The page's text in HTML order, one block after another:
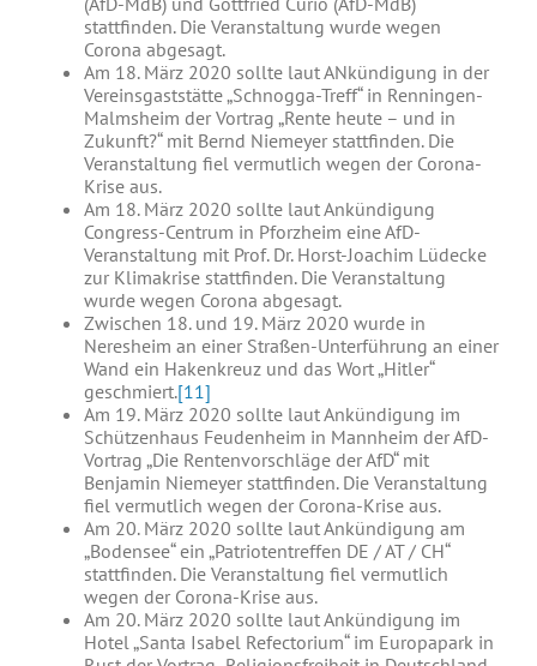
stattfinden. Die Veranstaltung wurde wegen
Corona abgesagt.
Am 18. März 2020 sollte laut ANkündigung in der
Vereinsgaststätte „Schnogga-Treff“ in Renningen-
Malmsheim der Vortrag „Rente heute – und in
Zukunft?“ mit Bernd Niemeyer stattfinden. Die
Veranstaltung fiel vermutlich wegen der Corona-
Krise aus.
Am 18. März 2020 sollte laut Ankündigung
Congress-Centrum in Pforzheim eine AfD-
Veranstaltung mit Prof. Dr. Horst-Joachim Lüdecke
zur Klimakrise stattfinden. Die Veranstaltung
wurde wegen Corona abgesagt.
Zwischen 18. und 19. März 2020 wurde in
Neresheim an einer Straßen-Unterführung an einer
Wand ein Hakenkreuz und das Wort „Hitler“
geschmiert.[11]
Am 19. März 2020 sollte laut Ankündigung im
Schützenhaus Feudenheim in Mannheim der AfD-
Vortrag „Die Rentenvorschläge der AfD“ mit
Benjamin Niemeyer stattfinden. Die Veranstaltung
fiel vermutlich wegen der Corona-Krise aus.
Am 20. März 2020 sollte laut Ankündigung am
„Bodensee“ ein „Patriotentreffen DE / AT / CH“
stattfinden. Die Veranstaltung fiel vermutlich
wegen der Corona-Krise aus.
Am 20. März 2020 sollte laut Ankündigung im
Hotel „Santa Isabel Refectorium“ im Europapark in